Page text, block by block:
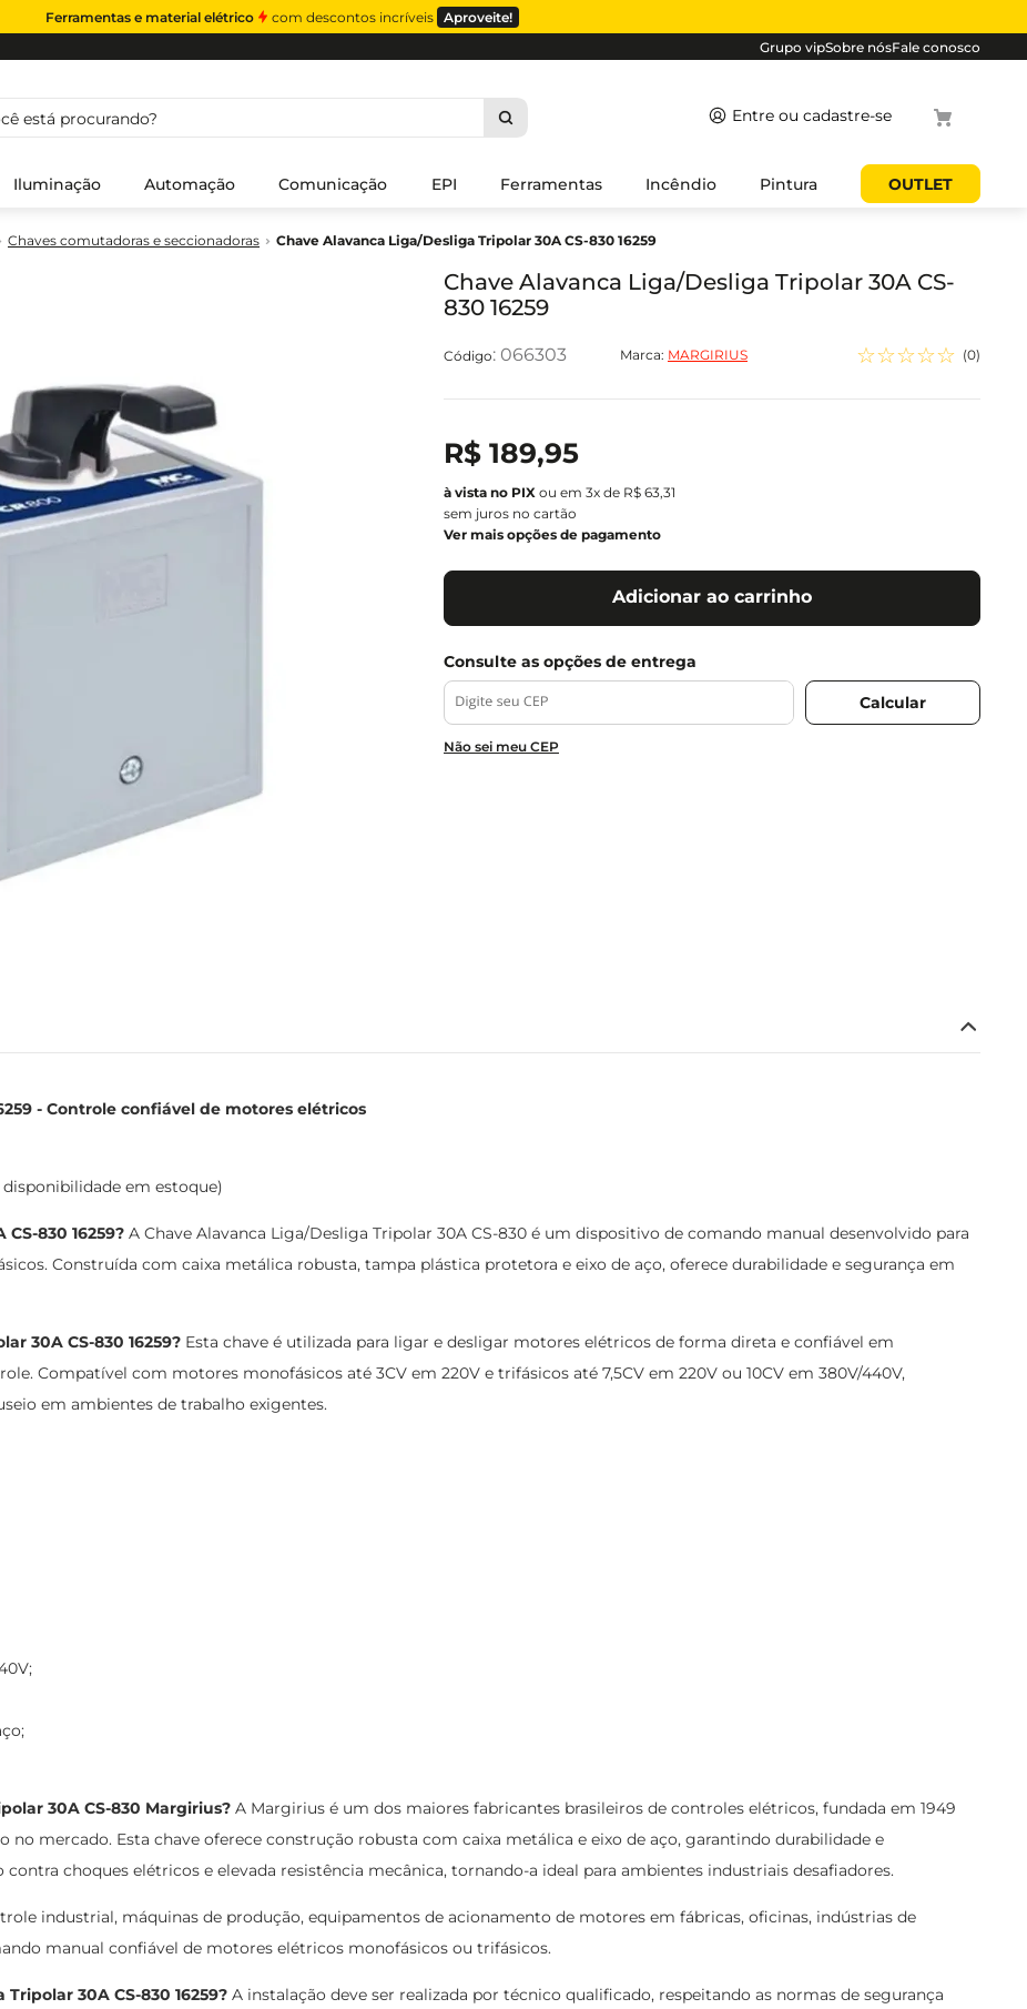
Ferramentas e material elétrico com descontos incríveis Aproveite!
Grupo vipSobre nósFale conosco
procurando?
Iluminação Automação Comunicação EPI Ferramentas Incêndio Pintura OUTLET
Chaves comutadoras e seccionadoras Chave Alavanca Liga/Desliga Tripolar 30A CS-830 16259
Chave Alavanca Liga/Desliga Tripolar 30A CS-
830 16259
: 066303 Marca: MARGIRIUS ☆☆☆☆☆ (0)
R$ 189,95
ou em 3x de R$ 63,31
sem juros no cartão
Ver mais opções de pagamento
Adicionar ao carrinho
Não sei meu CEP
- Controle confiável de motores elétricos
em estoque)
830 16259? A Chave Alavanca Liga/Desliga Tripolar 30A CS-830 é um dispositivo de comando manual desenvolvido para
Construída com caixa metálica robusta, tampa plástica protetora e eixo de aço, oferece durabilidade e segurança em
30A CS-830 16259? Esta chave é utilizada para ligar e desligar motores elétricos de forma direta e confiável em
Compatível com motores monofásicos até 3CV em 220V e trifásicos até 7,5CV em 220V ou 10CV em 380V/440V,
em ambientes de trabalho exigentes.
30A CS-830 Margirius? A Margirius é um dos maiores fabricantes brasileiros de controles elétricos, fundada em 1949
no mercado. Esta chave oferece construção robusta com caixa metálica e eixo de aço, garantindo durabilidade e
choques elétricos e elevada resistência mecânica, tornando-a ideal para ambientes industriais desafiadores.
industrial, máquinas de produção, equipamentos de acionamento de motores em fábricas, oficinas, indústrias de
manual confiável de motores elétricos monofásicos ou trifásicos.
30A CS-830 16259? A instalação deve ser realizada por técnico qualificado, respeitando as normas de segurança
1º
cabo
2 º luminaria
4º